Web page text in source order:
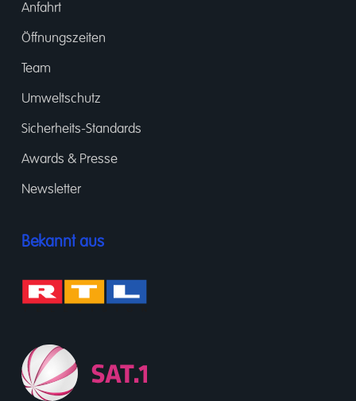
Anfahrt
Öffnungszeiten
Team
Umweltschutz
Sicherheits-Standards
Awards & Presse
Newsletter
Bekannt aus